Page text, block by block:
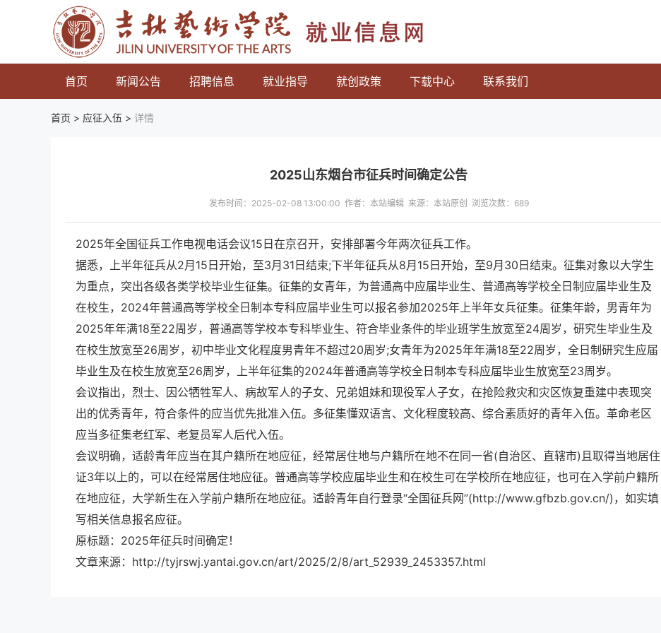
首页 新闻公告 招聘信息 就业指导 就创政策 下载中心 联系我们
首页 > 应征入伍 > 详情
2025山东烟台市征兵时间确定公告
发布时间：2025-02-08 13:00:00 作者：本站编辑 来源：本站原创 浏览次数： 689
2025年全国征兵工作电视电话会议15日在京召开，安排部署今年两次征兵工作。
据悉，上半年征兵从2月15日开始，至3月31日结束;下半年征兵从8月15日开始，至9月30日结束。征集对象以大学生
为重点，突出各级各类学校毕业生征集。征集的女青年，为普通高中应届毕业生、普通高等学校全日制应届毕业生及
在校生，2024年普通高等学校全日制本专科应届毕业生可以报名参加2025年上半年女兵征集。征集年龄，男青年为
2025年年满18至22周岁，普通高等学校本专科毕业生、符合毕业条件的毕业班学生放宽至24周岁，研究生毕业生及
在校生放宽至26周岁，初中毕业文化程度男青年不超过20周岁;女青年为2025年年满18至22周岁，全日制研究生应届
毕业生及在校生放宽至26周岁，上半年征集的2024年普通高等学校全日制本专科应届毕业生放宽至23周岁。
会议指出，烈士、因公牺牲军人、病故军人的子女、兄弟姐妹和现役军人子女，在抢险救灾和灾区恢复重建中表现突
出的优秀青年，符合条件的应当优先批准入伍。多征集懂双语言、文化程度较高、综合素质好的青年入伍。革命老区
应当多征集老红军、老复员军人后代入伍。
会议明确，适龄青年应当在其户籍所在地应征，经常居住地与户籍所在地不在同一省(自治区、直辖市)且取得当地居住
证3年以上的，可以在经常居住地应征。普通高等学校应届毕业生和在校生可在学校所在地应征，也可在入学前户籍所
在地应征，大学新生在入学前户籍所在地应征。适龄青年自行登录“全国征兵网”(http://www.gfbzb.gov.cn/)，如实填
写相关信息报名应征。
原标题：2025年征兵时间确定！
文章来源：http://tyjrswj.yantai.gov.cn/art/2025/2/8/art_52939_2453357.html